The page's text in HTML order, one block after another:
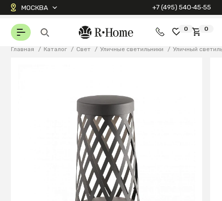
МОСКВА +7 (495) 540‑45‑55
0 0
Главная / Каталог / Свет / Уличные светильники / Уличный